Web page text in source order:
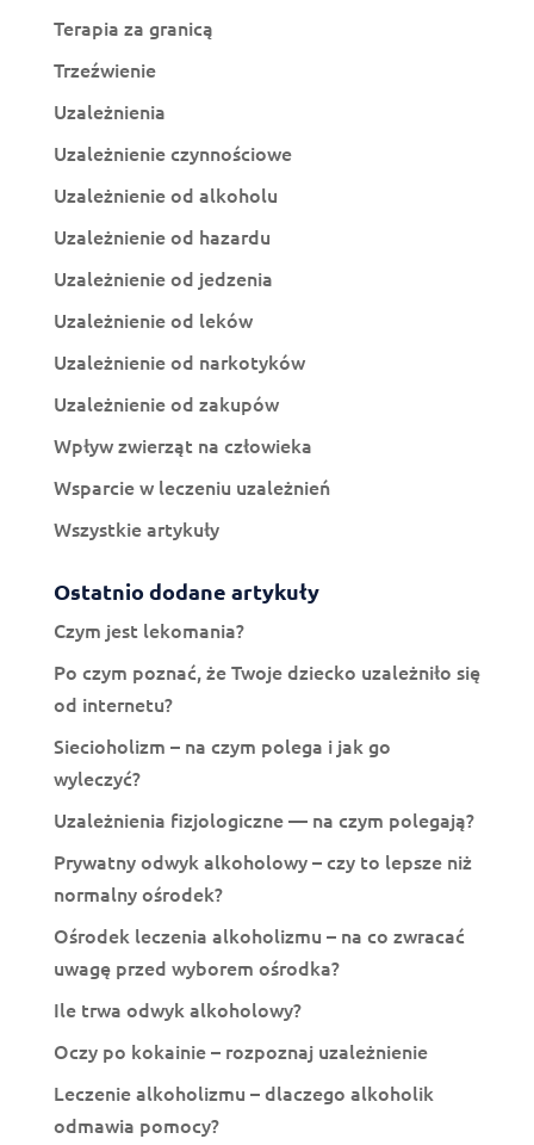
Terapia za granicą
Trzeźwienie
Uzależnienia
Uzależnienie czynnościowe
Uzależnienie od alkoholu
Uzależnienie od hazardu
Uzależnienie od jedzenia
Uzależnienie od leków
Uzależnienie od narkotyków
Uzależnienie od zakupów
Wpływ zwierząt na człowieka
Wsparcie w leczeniu uzależnień
Wszystkie artykuły
Ostatnio dodane artykuły
Czym jest lekomania?
Po czym poznać, że Twoje dziecko uzależniło się
od internetu?
Siecioholizm – na czym polega i jak go
wyleczyć?
Uzależnienia fizjologiczne — na czym polegają?
Prywatny odwyk alkoholowy – czy to lepsze niż
normalny ośrodek?
Ośrodek leczenia alkoholizmu – na co zwracać
uwagę przed wyborem ośrodka?
Ile trwa odwyk alkoholowy?
Oczy po kokainie – rozpoznaj uzależnienie
Leczenie alkoholizmu – dlaczego alkoholik
odmawia pomocy?